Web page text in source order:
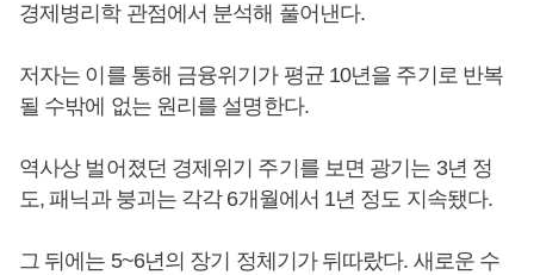
경제병리학 관점에서 분석해 풀어낸다.
저자는 이를 통해 금융위기가 평균 10년을 주기로 반복
될 수밖에 없는 원리를 설명한다.
역사상 벌어졌던 경제위기 주기를 보면 광기는 3년 정
도, 패닉과 붕괴는 각각 6개월에서 1년 정도 지속됐다.
그 뒤에는 5~6년의 장기 정체기가 뒤따랐다. 새로운 수